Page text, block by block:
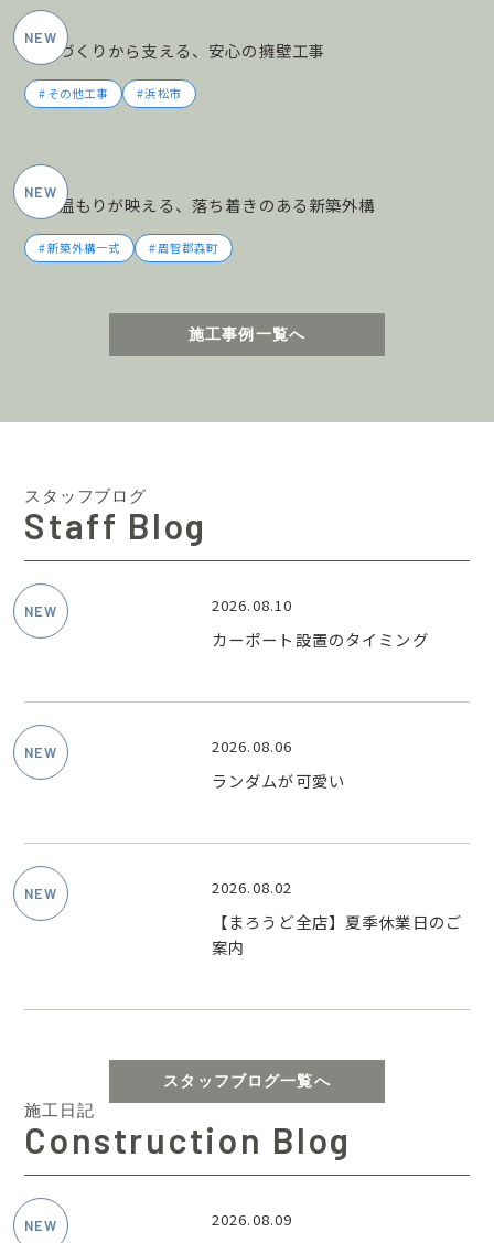
土地づくりから支える、安心の擁壁工事
その他工事 浜松市
木の温もりが映える、落ち着きのある新築外構
新築外構一式 周智郡森町
施工事例一覧へ
スタッフブログ
Staff Blog
2026.08.10
カーポート設置のタイミング
2026.08.06
ランダムが可愛い
2026.08.02
【まろうど全店】夏季休業日のご
案内
スタッフブログ一覧へ
施工日記
Construction Blog
2026.08.09